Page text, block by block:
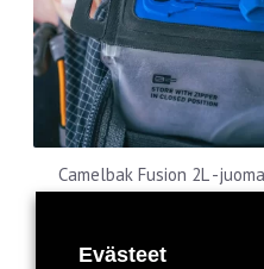
Camelbak Fusion 2L -
Evästeet